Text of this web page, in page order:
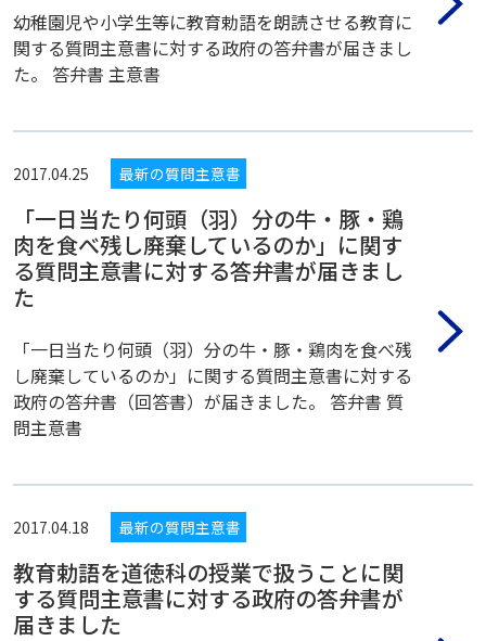
幼稚園児や小学生等に教育勅語を朗読させる教育に
関する質問主意書に対する政府の答弁書が届きまし
た。 答弁書 主意書
2017.04.25 最新の質問主意書
「一日当たり何頭（羽）分の牛・豚・鶏
肉を食べ残し廃棄しているのか」に関す
る質問主意書に対する答弁書が届きまし
た
「一日当たり何頭（羽）分の牛・豚・鶏肉を食べ残
し廃棄しているのか」に関する質問主意書に対する
政府の答弁書（回答書）が届きました。 答弁書 質
問主意書
2017.04.18 最新の質問主意書
教育勅語を道徳科の授業で扱うことに関
する質問主意書に対する政府の答弁書が
届きました